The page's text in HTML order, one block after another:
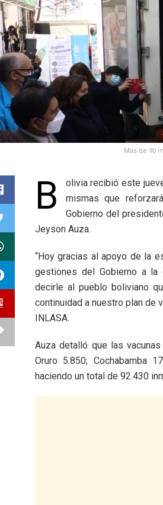
Más de 90
B
olivia recibió este
mismas que
Gobierno del
Jeyson Auza.
“Hoy gracias al apoyo de la
gestiones del Gobierno a la
decirle al pueblo boliviano
continuidad a nuestro plan de
INLASA.
Auza detalló que las
Oruro 5.850; Cochabamba
haciendo un total de 92.430